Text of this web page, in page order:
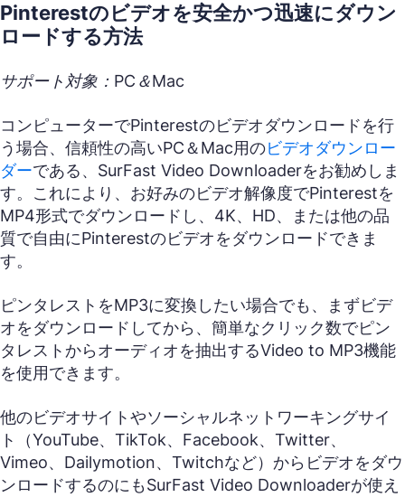
Pinterestのビデオを安全かつ迅速にダウン
ロードする方法
サポート対象：PC＆Mac
コンピューターでPinterestのビデオダウンロードを行
う場合、信頼性の高いPC＆Mac用のビデオダウンロー
ダーである、SurFast Video Downloaderをお勧めしま
す。これにより、お好みのビデオ解像度でPinterestを
MP4形式でダウンロードし、4K、HD、または他の品
質で自由にPinterestのビデオをダウンロードできま
す。
ピンタレストをMP3に変換したい場合でも、まずビデ
オをダウンロードしてから、簡単なクリック数でピン
タレストからオーディオを抽出するVideo to MP3機能
を使用できます。
他のビデオサイトやソーシャルネットワーキングサイ
ト（YouTube、TikTok、Facebook、Twitter、
Vimeo、Dailymotion、Twitchなど）からビデオをダウ
ンロードするのにもSurFast Video Downloaderが使え